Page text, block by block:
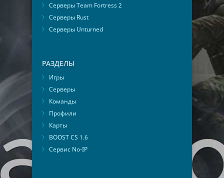
Серверы Team Fortress 2
Серверы Rust
Серверы Unturned
РАЗДЕЛЫ
Игры
Серверы
Команды
Профили
Карты
BOOST CS 1.6
Сервис No-IP